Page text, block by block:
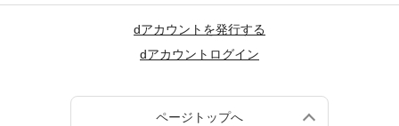
dアカウントを発行する
dアカウントログイン
ページトップへ